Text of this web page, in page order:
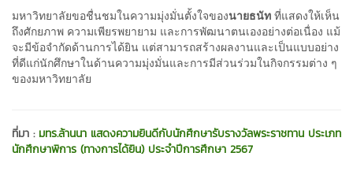
มหาวิทยาลัยขอชื่นชมในความมุ่งมั่นตั้งใจของนายธนัท ที่แสดงให้เห็น
ถึงศักยภาพ ความเพียรพยายาม และการพัฒนาตนเองอย่างต่อเนื่อง แม้
จะมีข้อจำกัดด้านการได้ยิน แต่สามารถสร้างผลงานและเป็นแบบอย่าง
ที่ดีแก่นักศึกษาในด้านความมุ่งมั่นและการมีส่วนร่วมในกิจกรรมต่าง ๆ
ของมหาวิทยาลัย
ที่มา : มทร.ล้านนา แสดงความยินดีกับนักศึกษารับรางวัลพระราชทาน ประเภท
นักศึกษาพิการ (ทางการได้ยิน) ประจำปีการศึกษา 2567